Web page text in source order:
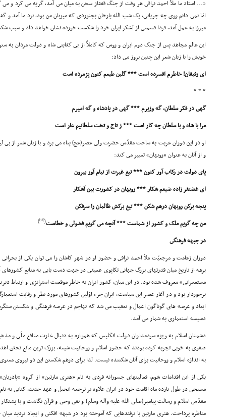
«... استاد ما ملاّ احمد نراقى هر وقت از جنگ قفقاز سخن به میان مى آمد، گریه مى کرد و مى
امّا نمى دانم روى چه جریانى، یک شب الله یارخان بجنوردى که میزبان من بود، نزد ما آمد
میرزا به عمل آمد، فردا قسمتى از لشکر ایران خود را شکست خورده نشان خواهد داد و سبب
این عالم مجاهد پس از جنگ دوم ایران و روس که کاملاً از بى کفایتى شاه و دولت مردان به
خویش را با زبان شعر این چنین بروز مى داد:
اى رفیقان! خاطرم افسرده است *** گلبن طبعم کنون پژمرده است
* * *
گهى در فکر سلطان، گه وزیرم *** گهى در پادشاه و گه امیرم
مرا با شاه و با سلطان چه کار است *** ز تاج و تخت سلطانیم عار است
او در این دوران غربت به ساحت مقدّس حضرت ولى عصر(عج) پناه مى برد و با زبان شعر از
و از آنان به عنوان «روبهان» تعبیر مى کند:
پاى دولت در رکاب آور کنون *** تیغ غیرت از نیام آور بیرون
اى غضنفر زاده ضیغم شکار *** روبهان در کشورت بین آشکار
پنجه برکن روبهان درهم شکن *** تیغ برکش ظالمان را سرفکن
من چه گویم ملک و کشور از شماست *** آنچه مى گویم فضولى و خطاست(
[18]
)
در جبهه فرهنگى
دوران زعامت و مرجعیّت ملاّ احمد نراقى و حضور او در شهر کاشان را مى توان یکى از بحرانى
برهه از تاریخ میان قدرتهاى بزرگ جهانى تکاپوى عمیقى در جهت دست یابى به منابع
مستعمراتى» معروف شده بود. در این میان، کشور ایران به خاطر موقعیت استراتژى و ارتباط
برخوردار بود و در آغاز عصر این سیاست، ایران جزء اوّلین کشورهاى مورد نظر و رقابت
ابعاد و عرصه هاى گوناگون اعمال و تعقیب مى شد که تهاجم در عرصه فرهنگى و شکستن
دسیسه استعمارى به شمار مى آمد.
دشمنان اسلام به ویژه سردمداران دولت انگلیس که همواره به دنبال غارت منافع ملّى و
صفوى به خوبى تجربه کرده بودند که حضور اسلام و روحانیت شیعه، بزرگ ترین مانع تحقق
به اندازه اسلام و روحانیت براى آنان شکننده نیست. لذا براى درهم شکستن این دو نیروى
یکى از این اقدامات شوم، فعالیتهاى جسورانه فردى به نام «هنرى مارتین» از گروه
مسیحى در طول یازده ماه اقامت خود در ایران علاوه بر ترجمه انجیل و عهد جدید، کتابى به
مقدّس اسلام و رسالت پیامبر(صلى الله علیه وآله وسلم) و نفى وحى و قرآن نگاشت و با
مناظره پرداخت. هنرى مارتین با ترفندهایى که آموخته بود در شبهه افکنى و ایجاد تردید